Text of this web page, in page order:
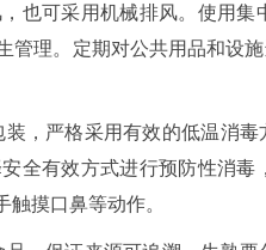
也可采用机械排风。使用
理。定期对公共用品和设
，严格采用有效的低温消
全有效方式进行预防性消
摸口鼻等动作。